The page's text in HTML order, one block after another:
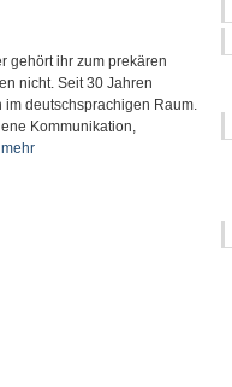
gehört ihr zum prekären
nicht. Seit 30 Jahren
deutschsprachigen Raum.
Kommunikation,
mehr